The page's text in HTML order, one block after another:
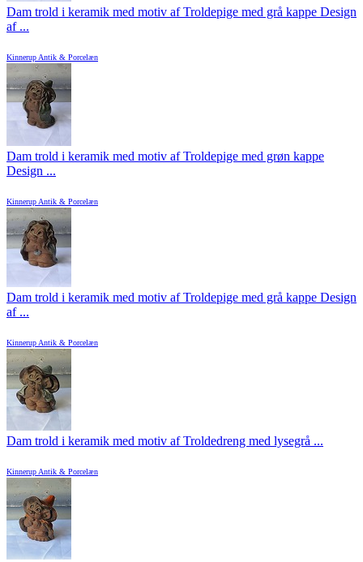
Dam trold i keramik med motiv af Troldepige med grå kappe Design
af ...
Kinnerup Antik & Porcelæn
Dam trold i keramik med motiv af Troldepige med grøn kappe
Design ...
Kinnerup Antik & Porcelæn
Dam trold i keramik med motiv af Troldepige med grå kappe Design
af ...
Kinnerup Antik & Porcelæn
Dam trold i keramik med motiv af Troldedreng med lysegrå ...
Kinnerup Antik & Porcelæn